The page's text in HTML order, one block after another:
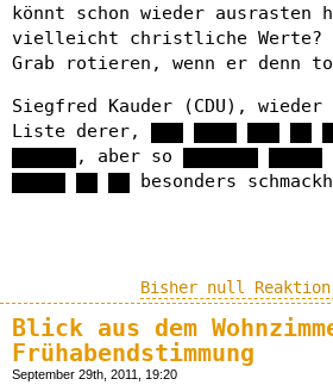
könnt schon wieder ausrasten
vielleicht christliche Werte?
Grab rotieren, wenn er denn
Siegfred Kauder (CDU), wieder
Liste derer, ███ ████ ███ ██
██████, aber so ███████ █████
█████ ██ ██ besonders
Bisher null
Blick aus dem
Frühabendstimmung
September 29th, 2011, 19:20